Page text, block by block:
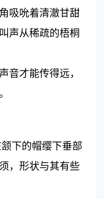
吸吮着清澈甘甜
声从稀疏的梧桐
音才能传得远，
下的帽缨下垂部
，形状与其有些